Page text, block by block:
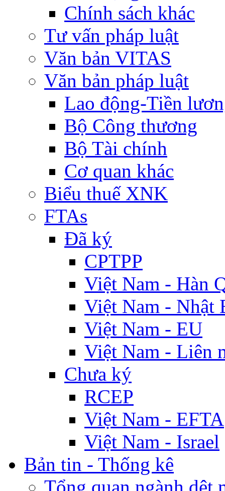
Chính sách khác
Tư vấn pháp luật
Văn bản VITAS
Văn bản pháp luật
Lao động-Tiền
Bộ Công thương
Bộ Tài chính
Cơ quan khác
Biểu thuế XNK
FTAs
Đã ký
CPTPP
Việt Nam - Hàn
Việt Nam - Nhật
Việt Nam - EU
Việt Nam - Liên
Chưa ký
RCEP
Việt Nam - EFTA
Việt Nam - Israel
Bản tin - Thống kê